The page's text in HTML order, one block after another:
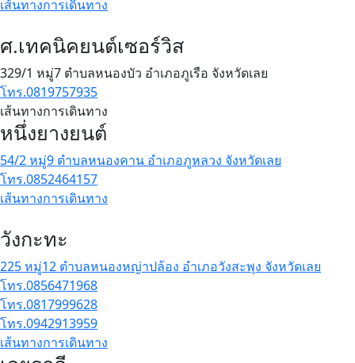
เส้นทางการเดินทาง
ศ.เทคนิคยนต์เซอร์วิส
329/1 หมู่7 ตำบลหนองบัว อำเภอภูเรือ จังหวัดเลย
โทร.0819757935
เส้นทางการเดินทาง
หนึ่งยางยนต์
54/2 หมู่9 ตำบลหนองคาน อำเภอภูหลวง จังหวัดเลย
โทร.0852464157
เส้นทางการเดินทาง
วังกะทะ
225 หมู่12 ตำบลหนองหญ่าปล้อง อำเภอวังสะพุง จังหวัดเลย
โทร.0856471968
โทร.0817999628
โทร.0942913959
เส้นทางการเดินทาง